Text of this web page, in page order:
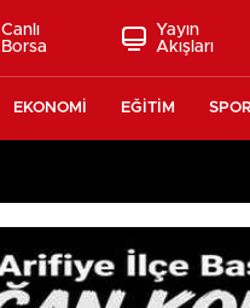
Canlı
Borsa
Yayın
Akışları
EKONOMİ EĞİTİM SPOR